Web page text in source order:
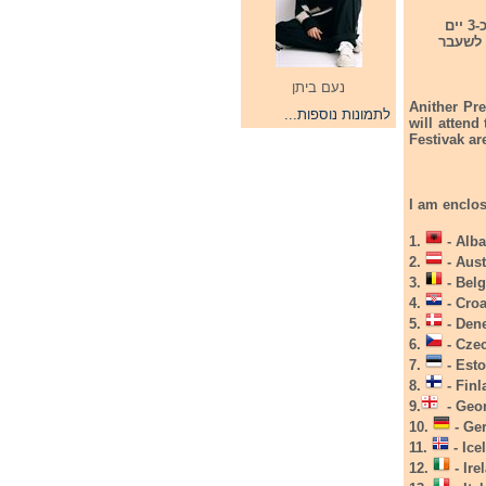
נעם ביתן
לתמונות נוספות...
מסיבת קדם אירוויזיון תתקיים בין התאריכים 17-19/4/25 במדריד שבספרד. המסיבה תערך כ-3 יים
לשעבר
Anither
will attend
Festivak
I am
1.
-
2.
-
3.
-
4.
-
5.
-
6.
-
7.
-
8.
-
9.
-
10.
-
11.
-
12.
-